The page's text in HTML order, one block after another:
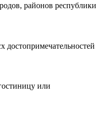
районов республики
достопримечательностей
или